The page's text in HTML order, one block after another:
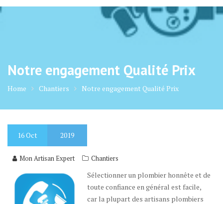
Notre engagement Qualité Prix
Home Chantiers Notre engagement Qualité Prix
16Oct 2019
Mon Artisan Expert Chantiers
Sélectionner un plombier honnête et de
toute confiance en général est facile,
car la plupart des artisans plombiers